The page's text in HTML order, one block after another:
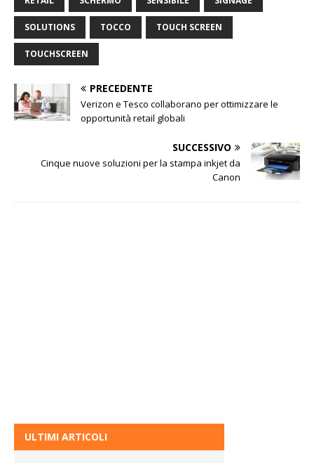
SOLUTIONS TOCCO TOUCH SCREEN
TOUCHSCREEN
PRECEDENTE
Verizon e Tesco collaborano per ottimizzare le
opportunità retail globali
SUCCESSIVO
Cinque nuove soluzioni per la stampa inkjet da
Canon
ULTIMI ARTICOLI